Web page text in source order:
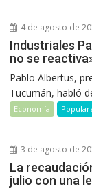
4 de agosto de
Industriales
no se
Pablo Albertus,
Tucumán, habló
Economía
3 de agosto de
La
julio con una